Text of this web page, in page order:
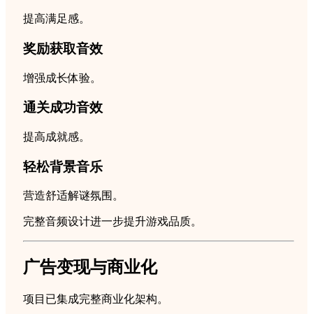
提高满足感。
奖励获取音效
增强成长体验。
通关成功音效
提高成就感。
轻松背景音乐
营造舒适解谜氛围。
完整音频设计进一步提升游戏品质。
广告变现与商业化
项目已集成完整商业化架构。